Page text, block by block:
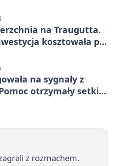
na Traugutta.
kosztowała pół
na sygnały z
otrzymały setki
z rozmachem.